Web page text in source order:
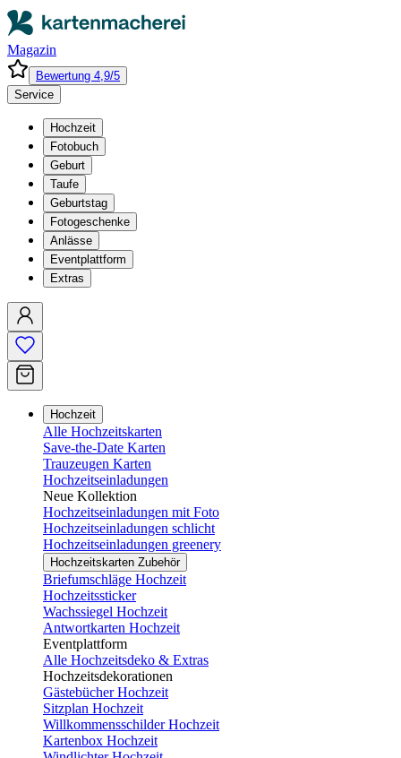
Magazin
Bewertung 4,9/5
Service
Hochzeit
Fotobuch
Geburt
Taufe
Geburtstag
Fotogeschenke
Anlässe
Eventplattform
Extras
Hochzeit
Alle Hochzeitskarten
Save-the-Date Karten
Trauzeugen Karten
Hochzeitseinladungen
Neue Kollektion
Hochzeitseinladungen mit Foto
Hochzeitseinladungen schlicht
Hochzeitseinladungen greenery
Hochzeitskarten Zubehör
Briefumschläge Hochzeit
Hochzeitssticker
Wachssiegel Hochzeit
Antwortkarten Hochzeit
Eventplattform
Alle Hochzeitsdeko & Extras
Hochzeitsdekorationen
Gästebücher Hochzeit
Sitzplan Hochzeit
Willkommensschilder Hochzeit
Kartenbox Hochzeit